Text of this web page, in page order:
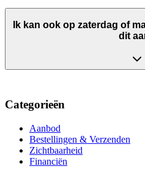
Ik kan ook op zaterdag of
dit
Categorieën
Aanbod
Bestellingen & Verzenden
Zichtbaarheid
Financiën